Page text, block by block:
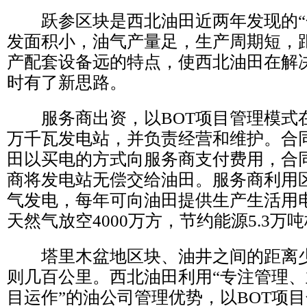
跃参区块是西北油田近两年发现的“
发面积小，油气产量足，生产周期短，
产配套设备远的特点，使西北油田在解
时有了新思路。
服务商出资，以BOT项目管理模式
万千瓦发电站，并负责经营和维护。合
田以买电的方式向服务商支付费用，合
商将发电站无偿交给油田。服务商利用
气发电，每年可向油田提供生产生活用
天然气放空4000万方，节约能源5.3万
塔里木盆地区块、油井之间的距离
则几百公里。西北油田利用“专注管理
目运作”的油公司管理优势，以BOT项